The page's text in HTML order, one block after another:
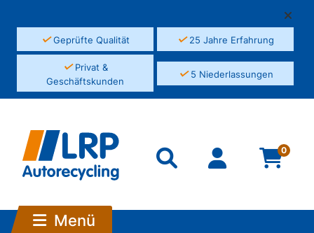
✓Geprüfte Qualität ✓25 Jahre Erfahrung
✓Privat &
Geschäftskunden
✓5 Niederlassungen
0
Menü